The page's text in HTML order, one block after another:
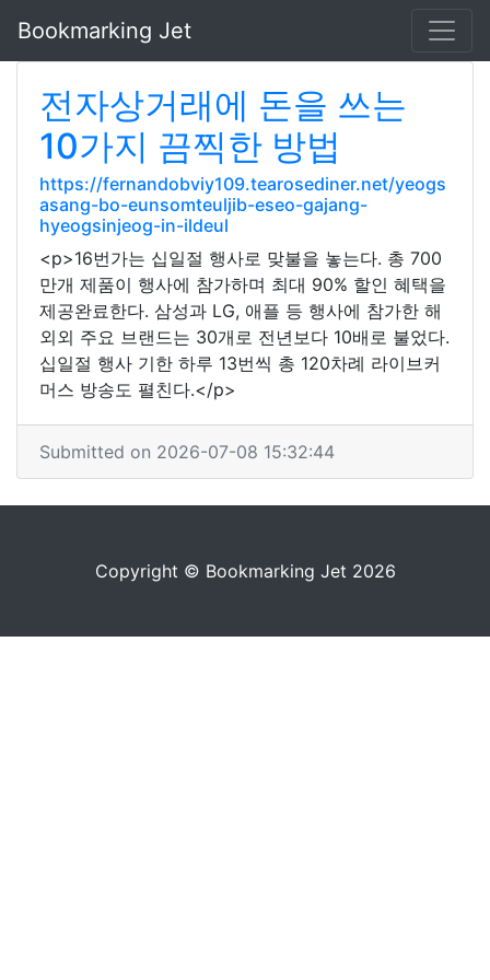
Bookmarking Jet
전자상거래에 돈을 쓰는
10가지 끔찍한 방법
https://fernandobviy109.tearosediner.net/yeogs
asang-bo-eunsomteuljib-eseo-gajang-
hyeogsinjeog-in-ildeul
<p>16번가는 십일절 행사로 맞불을 놓는다. 총 700
만개 제품이 행사에 참가하며 최대 90% 할인 혜택을
제공완료한다. 삼성과 LG, 애플 등 행사에 참가한 해
외외 주요 브랜드는 30개로 전년보다 10배로 불었다.
십일절 행사 기한 하루 13번씩 총 120차례 라이브커
머스 방송도 펼친다.</p>
Submitted on 2026-07-08 15:32:44
Copyright © Bookmarking Jet 2026